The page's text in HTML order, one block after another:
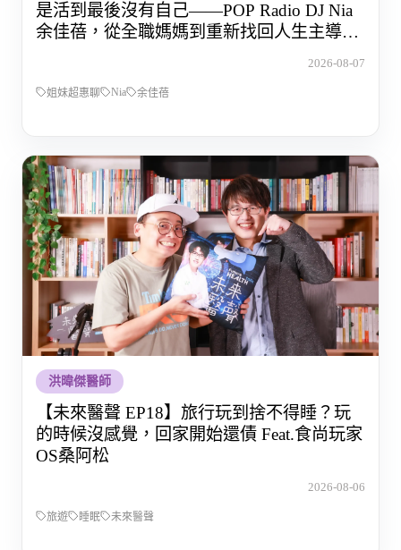
是活到最後沒有自己——POP Radio DJ Nia
余佳蓓，從全職媽媽到重新找回人生主導權
2026-08-07
姐妹超惠聊 Nia 余佳蓓
洪暐傑醫師
【未來醫聲 EP18】旅行玩到捨不得睡？玩
的時候沒感覺，回家開始還債 Feat.食尚玩家
OS桑阿松
2026-08-06
旅遊 睡眠 未來醫聲